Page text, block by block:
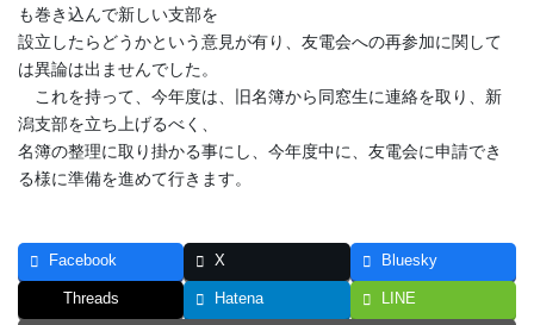
も巻き込んで新しい支部を
設立したらどうかという意見が有り、友電会への再参加に関して
は異論は出ませんでした。
これを持って、今年度は、旧名簿から同窓生に連絡を取り、新
潟支部を立ち上げるべく、
名簿の整理に取り掛かる事にし、今年度中に、友電会に申請でき
る様に準備を進めて行きます。
Facebook X Bluesky
Threads Hatena LINE